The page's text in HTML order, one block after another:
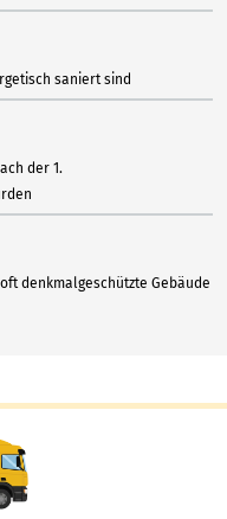
saniert sind
der 1.
denkmalgeschützte Gebäude